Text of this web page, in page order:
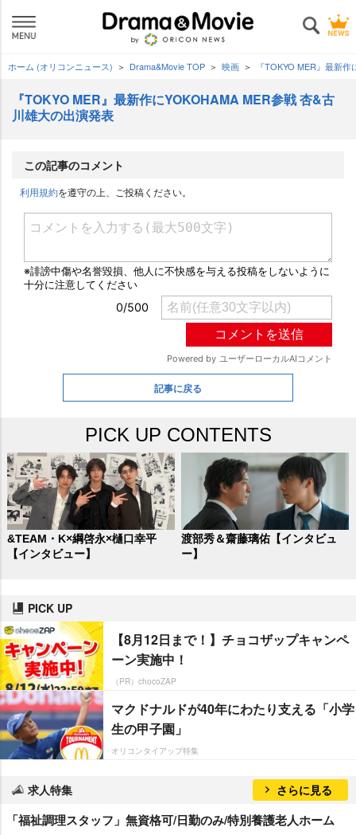
ホーム (オリコンニュース) Drama&Movie TOP 映画 『TOKYO MER』最新
『TOKYO MER』最新作にYOKOHAMA MER参戦 杏&古
川雄大の出演発表
この記事のコメント
利用規約を遵守の上、ご投稿ください。
記事に戻る
PICK UP CONTENTS
&TEAM・K×綱啓永×樋口幸平
【インタビュー】
渡部秀＆齋藤璃佑【インタビュ
ー】
PICK UP
【8月12日まで！】チョコザップキャンペ
ーン実施中！
（PR）chocoZAP
マクドナルドが40年にわたり支える「小学
生の甲子園」
オリコンタイアップ特集
求人特集 さらに見る
「福祉調理スタッフ」無資格可/日勤のみ/特別養護老人ホーム